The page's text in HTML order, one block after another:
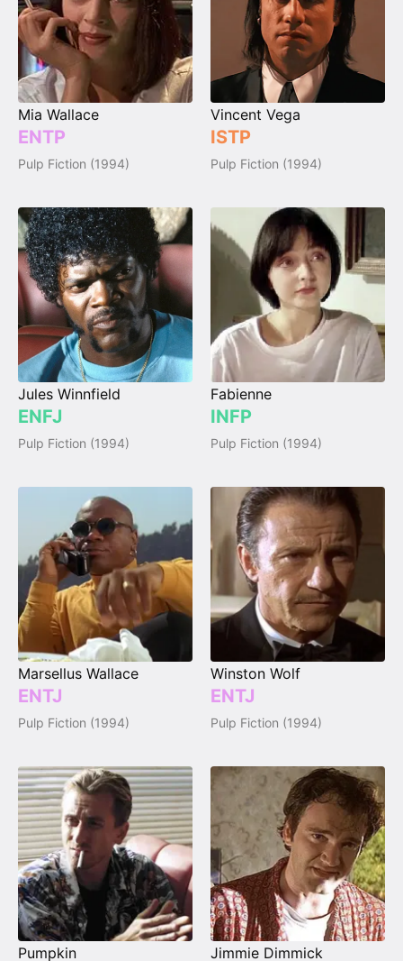
Mia Wallace
ENTP
Pulp Fiction (1994)
Vincent Vega
ISTP
Pulp Fiction (1994)
Jules Winnfield
ENFJ
Pulp Fiction (1994)
Fabienne
INFP
Pulp Fiction (1994)
Marsellus Wallace
ENTJ
Pulp Fiction (1994)
Winston Wolf
ENTJ
Pulp Fiction (1994)
Pumpkin Jimmie Dimmick